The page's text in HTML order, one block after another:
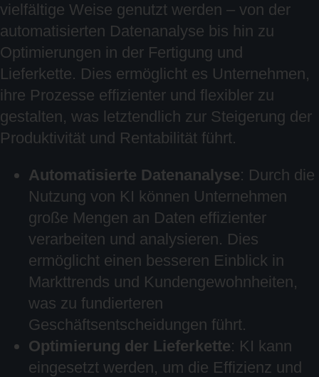
vielfältige Weise genutzt werden – von der
automatisierten Datenanalyse bis hin zu
Optimierungen in der Fertigung und
Lieferkette. Dies ermöglicht es Unternehmen,
ihre Prozesse effizienter und flexibler zu
gestalten, was letztendlich zur Steigerung der
Produktivität und Rentabilität führt.
Automatisierte Datenanalyse: Durch die
Nutzung von KI können Unternehmen
große Mengen an Daten effizienter
verarbeiten und analysieren. Dies
ermöglicht einen besseren Einblick in
Markttrends und Kundengewohnheiten,
was zu fundierteren
Geschäftsentscheidungen führt.
Optimierung der Lieferkette: KI kann
eingesetzt werden, um die Effizienz und